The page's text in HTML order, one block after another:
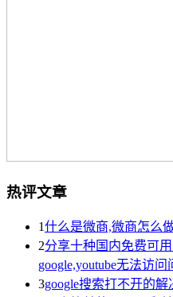
热评文章
1什么是微商,微商怎么
2分享十种国内免费可
google,youtube无法访问
3google搜索打不开的解